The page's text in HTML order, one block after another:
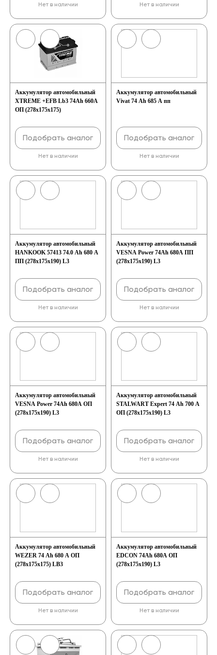
Нет в наличии Нет в наличии
Аккумулятор автомобильный
XTREME +EFB Lb3 74Ah 660A
ОП (278x175x175)
Подобрать аналог
Нет в наличии
Аккумулятор автомобильный
Vivat 74 Ah 685 A пп
Подобрать аналог
Нет в наличии
Аккумулятор автомобильный
HANKOOK 57413 74.0 Ah 680 A
ПП (278x175x190) L3
Подобрать аналог
Нет в наличии
Аккумулятор автомобильный
VESNA Power 74Ah 680A ПП
(278x175x190) L3
Подобрать аналог
Нет в наличии
Аккумулятор автомобильный
VESNA Power 74Ah 680A ОП
(278х175х190) L3
Подобрать аналог
Нет в наличии
Аккумулятор автомобильный
STALWART Expert 74 Ah 700 A
ОП (278x175x190) L3
Подобрать аналог
Нет в наличии
Аккумулятор автомобильный
WEZER 74 Ah 680 A ОП
(278x175x175) LB3
Подобрать аналог
Нет в наличии
Аккумулятор автомобильный
EDCON 74Ah 680A ОП
(278x175x190) L3
Подобрать аналог
Нет в наличии